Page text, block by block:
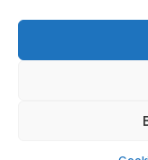
Voeg toe aan